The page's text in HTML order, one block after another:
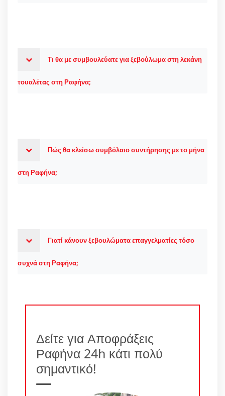
Τι θα με συμβουλεύατε για ξεβούλωμα στη λεκάνη
τουαλέτας στη Ραφήνα;
Πώς θα κλείσω συμβόλαιο συντήρησης με το μήνα
στη Ραφήνα;
Γιατί κάνουν ξεβουλώματα επαγγελματίες τόσο
συχνά στη Ραφήνα;
Δείτε για Αποφράξεις
Ραφήνα 24h κάτι πολύ
σημαντικό!